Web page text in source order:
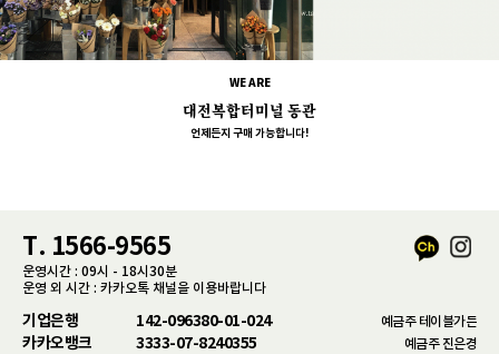
WE ARE
대전복합터미널 동관
언제든지 구매 가능합니다!
T. 1566-9565
운영시간 : 09시 - 18시30분
운영 외 시간 : 카카오톡 채널을 이용바랍니다
기업은행 142-096380-01-024 예금주 테이블가든
카카오뱅크 3333-07-8240355 예금주 진은경